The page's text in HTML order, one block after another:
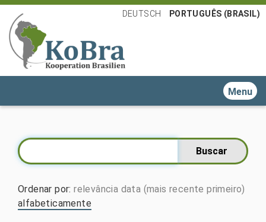
DEUTSCH PORTUGUÊS (BRASIL)
Toggle
Ordenar por:relevância data (mais recente primeiro)
alfabeticamente